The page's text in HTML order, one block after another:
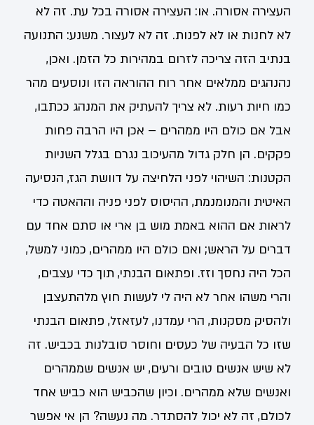
העצירה אסורה. או: העצירה אסורה בכל עת. זה לא
לא לחנות או לא לפנות. זה לא לעצור. משנע: התנועה
בנתיב הזה צריכה לזרום במהירות כל הזמן. ואכן,
נהנהגים ממלאים אחר רוח ההוראה הזו ונוסעים מהר
כמו חיות רעות. לא צריך להעתיק את המנהג ככתבו,
אבל אם כולם היו ממהרים – אכן היו הרבה פחות
פקקים. הן חלק גדול מהעיכוב נגרם בגלל השניות
הקטנות: השיהוי לפני הלחיצה על דוושת הגז, הנסיעה
האיטית והמנומנמת, ההיסוס לפני פניה וההאטה כדי
לראות אם ההוא באמת מוש בן ארי או סתם אחד עם
דברים על הראש; ואם כולם היו ממהרים, כמוני למשל,
הכל היה נחסך וזז. ופתאום הבנתי, תוך כדי עצבים,
והרי משהו אחר לא היה לי לעשות חוץ מלהתעצבן
ולהסיק מסקנות, הרי עמדנו, לעזאזל, פתאום הבנתי
שזו כל הבעיה של כעסים וחוסר סובלנות בכביש. זה
לא שיש אנשים טובים ורעים, יש אנשים שממהרים
ואנשים שלא ממהרים. וכיון שהכביש הוא כביש אחד
לכולם, זה לא יכול להסתדר. מה נעשה? הן אי אפשר